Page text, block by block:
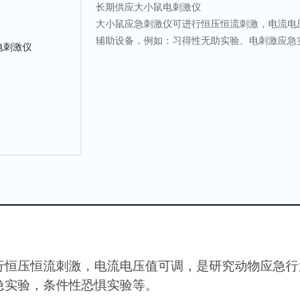
长期供应大小鼠电刺激仪
大小鼠应急刺激仪可进行恒压恒流刺激，电流
辅助设备，例如：习得性无助实验、电刺激应急
压恒流刺激， 电流电压值可调，是研究动物应急
验，条件性恐惧实验等。